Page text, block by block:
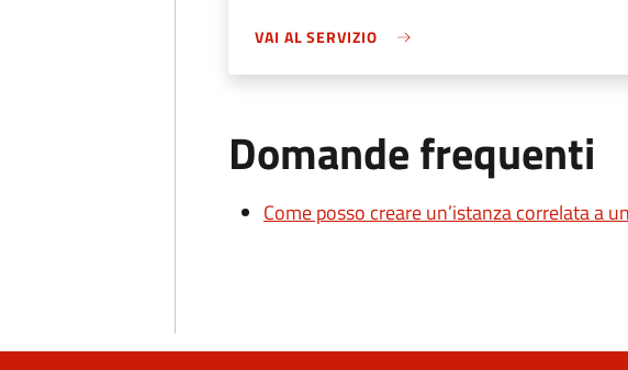
VAI AL SERVIZIO
Domande frequenti
Come posso creare un’istanza correlata a